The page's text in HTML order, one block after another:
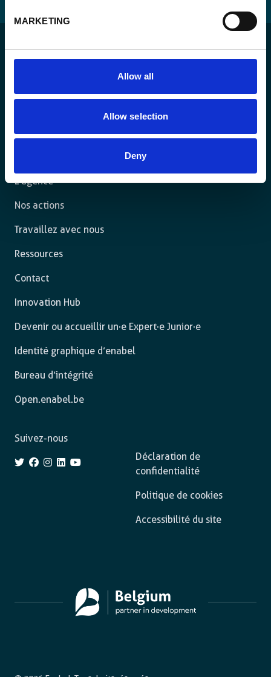
MARKETING
Allow all
Allow selection
Deny
pleinement.
L’agence
Nos actions
Travaillez avec nous
Ressources
Contact
Innovation Hub
Devenir ou accueillir un·e Expert·e Junior·e
Identité graphique d’enabel
Bureau d’intégrité
Open.enabel.be
Déclaration de
confidentialité
Politique de cookies
Accessibilité du site
Suivez-nous